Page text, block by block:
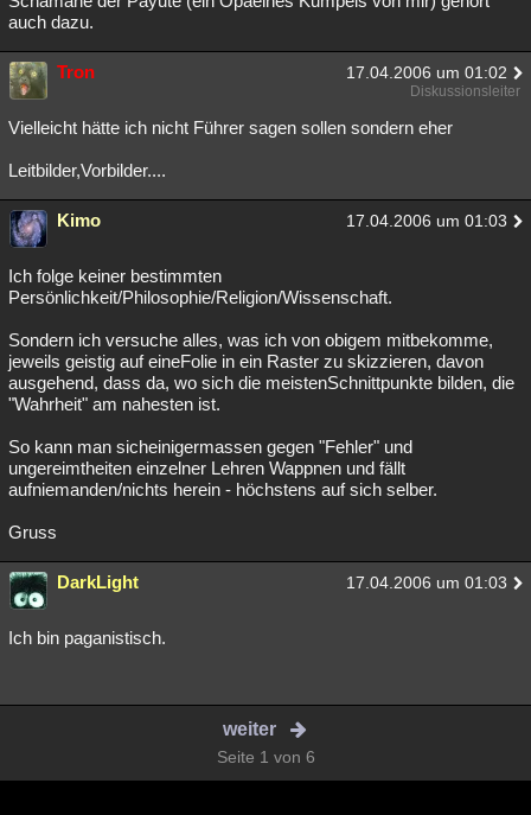
auch dazu.
Tron 17.04.2006 um 01:02
Diskussionsleiter
Vielleicht hätte ich nicht Führer sagen sollen sondern eher
Leitbilder,Vorbilder....
Kimo 17.04.2006 um 01:03
Ich folge keiner bestimmten
Persönlichkeit/Philosophie/Religion/Wissenschaft.
Sondern ich versuche alles, was ich von obigem mitbekomme,
jeweils geistig auf eineFolie in ein Raster zu skizzieren, davon
ausgehend, dass da, wo sich die meistenSchnittpunkte bilden, die
"Wahrheit" am nahesten ist.
So kann man sicheinigermassen gegen "Fehler" und
ungereimtheiten einzelner Lehren Wappnen und fällt
aufniemanden/nichts herein - höchstens auf sich selber.
Gruss
DarkLight 17.04.2006 um 01:03
Ich bin paganistisch.
weiter
Seite 1 von 6